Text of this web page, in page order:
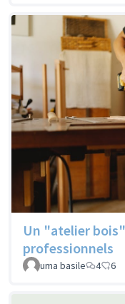
Un "atelier
professionnels
uma basile 4 6